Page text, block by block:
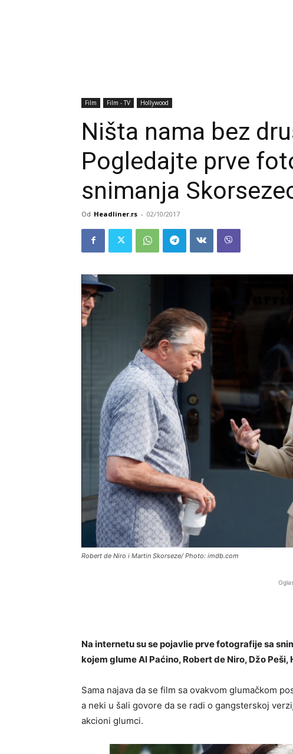
Film Film - TV Hollywood
Ništa nama bez
Pogledajte prve
snimanja
Od Headliner.rs - 02/10/2017
Robert de Niro i Martin Skorseze/ Photo: imdb.com
Na internetu su se pojavlie prve fotografije sa
kojem glume Al Paćino, Robert de Niro, Džo Peši,
Sama najava da se film sa ovakvom glumačkom
a neki u šali govore da se radi o gangsterskoj
akcioni glumci.